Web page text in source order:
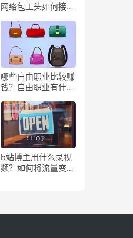
网络包工头如何接业
哪些自由职业比较赚
钱？自由职业有什么
b站博主用什么录视
频？如何将流量变